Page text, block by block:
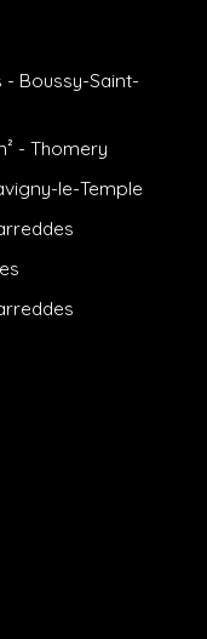
- Boussy-Saint-
- Thomery
le-Temple